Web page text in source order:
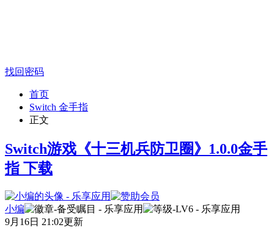
找回密码
首页
Switch 金手指
正文
Switch游戏《十三机兵防卫圈》1.0.0金手
指 下载
小编
9月16日 21:02更新